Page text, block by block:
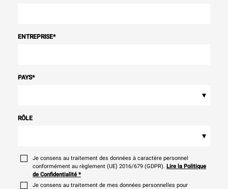
ENTREPRISE*
PAYS*
▾
RÔLE
▾
Je consens au traitement des données à caractère personnel
conformément au règlement (UE) 2016/679 (GDPR). Lire la Politique
de Confidentialité *
Je consens au traitement de mes données personnelles pour